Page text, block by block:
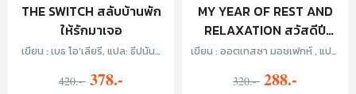
THE SWITCH สลับบ้านพัก
ให้รักมาเจอ
เขียน : เบธ โอ’เลียรี, แปล: ธีปนันท์
420.- 378.-
MY YEAR OF REST AND
RELAXATION สวัสดีปี
หน่าย
เขียน : ออตเทสซา มอชเฟกห์ , แปล:
320.- 288.-